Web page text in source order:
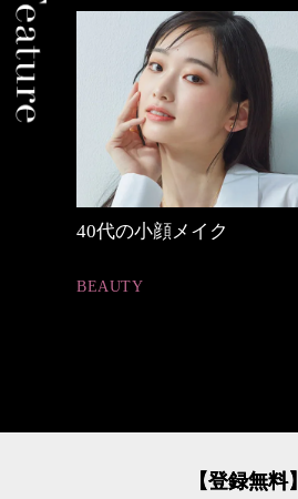
働く女性のバッグの中身
FASHION
【登録無料】